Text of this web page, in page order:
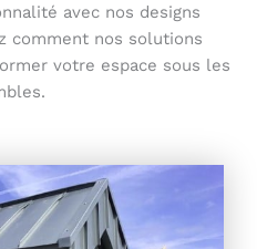
avec nos designs
comment nos solutions
votre espace sous les